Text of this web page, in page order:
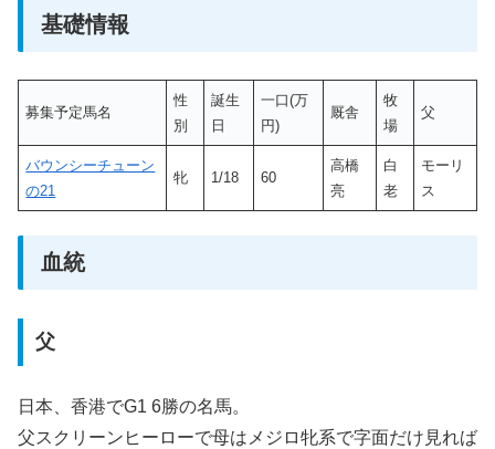
基礎情報
募集予定馬名
性
別
誕生
日
一口(万
円)
厩舎
牧
場
父
バウンシーチューン
の21
牝 1/18 60
高橋
亮
白
老
モーリ
ス
血統
父
日本、香港でG1 6勝の名馬。
父スクリーンヒーローで母はメジロ牝系で字面だけ見れば